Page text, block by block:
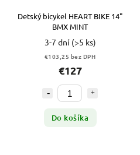
Detský bicykel HEART BIKE 14"
BMX MINT
3-7 dní (>5 ks)
€103,25 bez DPH
€127
Do košíka